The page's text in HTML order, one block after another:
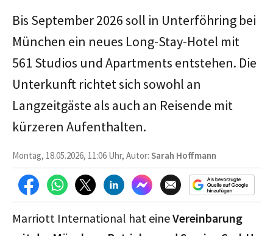
Bis September 2026 soll in Unterföhring bei
München ein neues Long-Stay-Hotel mit
561 Studios und Apartments entstehen. Die
Unterkunft richtet sich sowohl an
Langzeitgäste als auch an Reisende mit
kürzeren Aufenthalten.
Montag, 18.05.2026, 11:06 Uhr, Autor: Sarah Hoffmann
Marriott International hat eineVereinbarung